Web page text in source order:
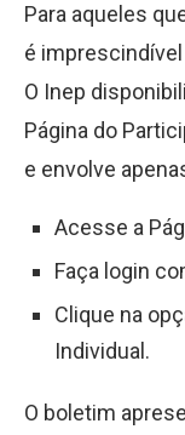
Para aqueles
é
O Inep
Página do
e envolve
Acesse a
Faça login
Clique na
Individual.
O boletim